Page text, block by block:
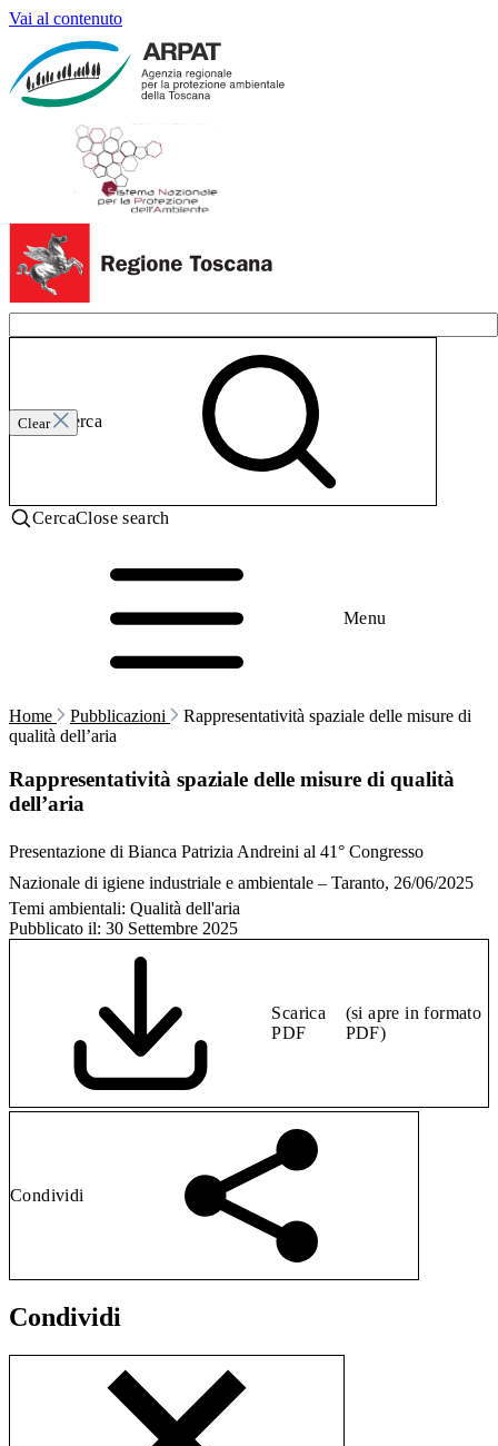
Vai al contenuto
Clear
Invia ricerca
CercaClose search
Menu
Home Pubblicazioni
Rappresentatività spaziale delle misure di
qualità dell’aria
Rappresentatività spaziale delle misure di qualità
dell’aria
Presentazione di Bianca Patrizia Andreini al 41° Congresso
Nazionale di igiene industriale e ambientale – Taranto, 26/06/2025
Temi ambientali: Qualità dell'aria
Pubblicato il: 30 Settembre 2025
Scarica
PDF
(si apre in formato
PDF)
Condividi
Condividi